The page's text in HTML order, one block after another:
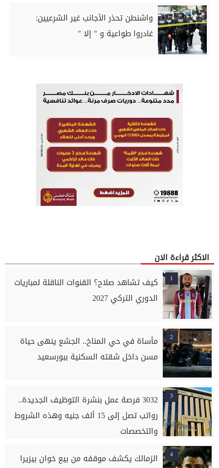
واشنطن تحذر الأجانب غير الشرعيين:
غادروا طواعية و " إلا "
الاكثر قراءة الان
1
كيف تشاهد صلاح؟ القنوات الناقلة لمباريات
الدوري التركي 2027
2
مأساة في حي المناخ.. الجشع ينهى حياة
مسن داخل شقته السكنية ببورسعيد
3
3032 فرصة عمل بنشرة التوظيف الجديدة..
رواتب تصل إلى 15 ألف جنيه وهذه الشروط
والتخصصات
4
الزمالك يكشف موقفه من بيع خوان بيزيرا